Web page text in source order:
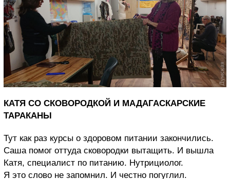
КАТЯ СО СКОВОРОДКОЙ И МАДАГАСКАРСКИЕ
ТАРАКАНЫ
Тут как раз курсы о здоровом питании закончились.
Саша помог оттуда сковородки вытащить. И вышла
Катя, специалист по питанию. Нутрициолог.
Я это слово не запомнил. И честно погуглил.